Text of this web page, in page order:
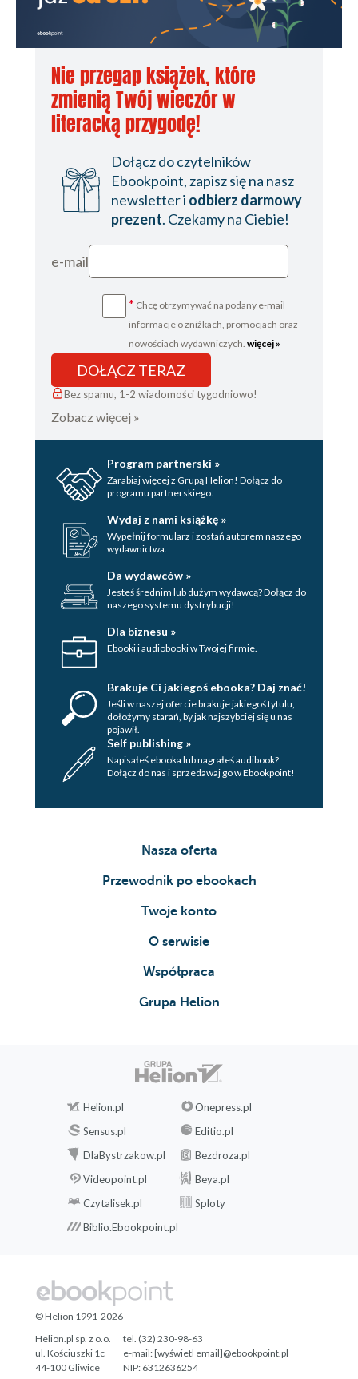
Nie przegap książek, które
zmienią Twój wieczór w
literacką przygodę!
Dołącz do czytelników
Ebookpoint, zapisz się na nasz
newsletter i odbierz darmowy
prezent. Czekamy na Ciebie!
e-mail
* Chcę otrzymywać na podany e-mail
informacje o zniżkach, promocjach oraz
nowościach wydawniczych. więcej »
DOŁĄCZ TERAZ
Bez spamu, 1-2 wiadomości tygodniowo!
Zobacz więcej »
Program partnerski »
Zarabiaj więcej z Grupą Helion! Dołącz do
programu partnerskiego.
Wydaj z nami książkę »
Wypełnij formularz i zostań autorem naszego
wydawnictwa.
Da wydawców »
Jesteś średnim lub dużym wydawcą? Dołącz do
naszego systemu dystrybucji!
Dla biznesu »
Ebooki i audiobooki w Twojej firmie.
Brakuje Ci jakiegoś ebooka? Daj znać!
Jeśli w naszej ofercie brakuje jakiegoś tytulu,
dołożymy starań, by jak najszybciej się u nas
pojawił.
Self publishing »
Napisałeś ebooka lub nagrałeś audibook?
Dołącz do nas i sprzedawaj go w Ebookpoint!
Nasza oferta
Przewodnik po ebookach
Twoje konto
O serwisie
Współpraca
Grupa Helion
Helion.pl
Onepress.pl
Sensus.pl
Editio.pl
DlaBystrzakow.pl
Bezdroza.pl
Videopoint.pl
Beya.pl
Czytalisek.pl
Sploty
Biblio.Ebookpoint.pl
© Helion 1991-2026
Helion.pl sp. z o.o.
ul. Kościuszki 1c
44-100 Gliwice
tel. (32) 230-98-63
e-mail:[wyświetl email]@ebookpoint.pl
NIP: 6312636254